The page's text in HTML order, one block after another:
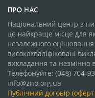
ПРО НАС
Національний центр з
це найкраще місце для
незалежного
висококваліфіковані
викладання та незмінно
Телефонуйте: (048) 704-
info@zno.org.ua
Публічний договір